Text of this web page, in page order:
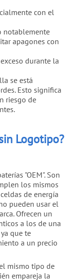
con el
notablemente
apagones con
durante la
se está
Esto significa
riesgo de
Logotipo?
"OEM". Son
los mismos
de energía
pueden usar el
Ofrecen un
a los de una
que te
a un precio
mismo tipo de
empareja la